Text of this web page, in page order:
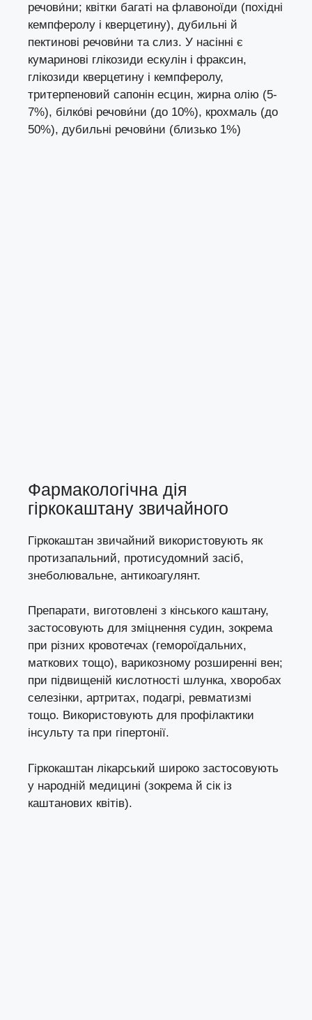
речови́ни; квітки багаті на флавоноїди (похідні
кемпферолу і кверцетину), дубильні й
пектинові речови́ни та слиз. У насінні є
кумаринові глікозиди ескулін і фраксин,
глікозиди кверцетину і кемпферолу,
тритерпеновий сапонін есцин, жирна олію (5-
7%), білко́ві речови́ни (до 10%), крохмаль (до
50%), дубильні речови́ни (близько 1%)
Фармакологічна дія
гіркокаштану звичайного
Гіркокаштан звичайний використовують як
протизапальний, протисудомний засіб,
знеболювальне, антикоагулянт.
Препарати, виготовлені з кінського каштану,
застосовують для зміцнення судин, зокрема
при різних кровотечах (гемороїдальних,
маткових тощо), варикозному розширенні вен;
при підвищеній кислотності шлунка, хворобах
селезінки, артритах, подагрі, ревматизмі
тощо. Використовують для профілактики
інсульту та при гіпертонії.
Гіркокаштан лікарський широко застосовують
у народній медицині (зокрема й сік із
каштанових квітів).